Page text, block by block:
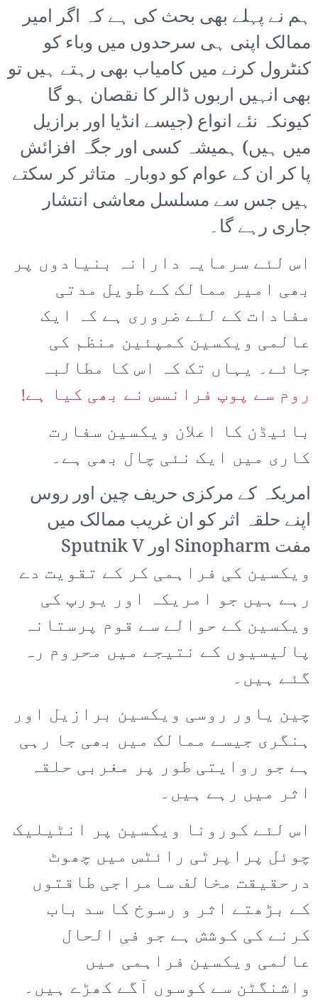
ہم نے پہلے بھی بحث کی ہے کہ اگر امیر
ممالک اپنی ہی سرحدوں میں وباء کو
کنٹرول کرنے میں کامیاب بھی رہتے ہیں تو
بھی انہیں اربوں ڈالر کا نقصان ہو گا
کیونکہ نئے انواع (جیسے انڈیا اور برازیل
میں ہیں) ہمیشہ کسی اور جگہ افزائش
پا کر ان کے عوام کو دوبارہ متاثر کر سکتے
ہیں جس سے مسلسل معاشی انتشار
جاری رہے گا۔
اس لئے سرمایہ دارانہ بنیادوں پر
بھی امیر ممالک کے طویل مدتی
مفادات کے لئے ضروری ہے کہ ایک
عالمی ویکسین کمپئین منظم کی
جائے۔ یہاں تک کہ اس کا مطالبہ
روم سے پوپ فرانسس نے بھی کیا ہے!
بائیڈن کا اعلان ویکسین سفارت
کاری میں ایک نئی چال بھی ہے۔
امریکہ کے مرکزی حریف چین اور روس
اپنے حلقہ اثر کو ان غریب ممالک میں
مفت Sinopharm اور Sputnik V
ویکسین کی فراہمی کر کے تقویت دے
رہے ہیں جو امریکہ اور یورپ کی
ویکسین کے حوالے سے قوم پرستانہ
پالیسیوں کے نتیجے میں محروم رہ
گئے ہیں۔
چین یاور روسی ویکسین برازیل اور
ہنگری جیسے ممالک میں بھی جا رہی
ہے جو روایتی طور پر مغربی حلقہ
اثر میں رہے ہیں۔
اس لئے کورونا ویکسین پر انٹیلیک
چوئل پراپرٹی رائٹس میں چھوٹ
درحقیقت مخالف سامراجی طاقتوں
کے بڑھتے اثر و رسوخ کا سد باب
کرنے کی کوشش ہے جو فی الحال
عالمی ویکسین فراہمی میں
واشنگٹن سے کوسوں آگے کھڑے ہیں۔